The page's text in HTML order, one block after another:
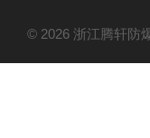
© 2026 浙江腾轩防